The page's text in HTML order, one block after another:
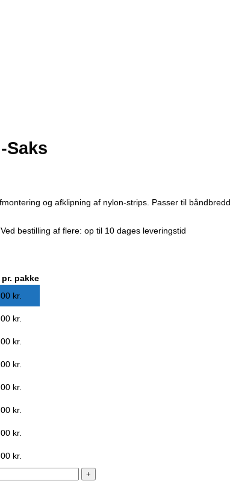
Saks
og afklipning af nylon-strips. Passer til
bestilling af flere: op til 10 dages leveringstid
pr. pakke
kr.
kr.
kr.
kr.
kr.
kr.
kr.
kr.